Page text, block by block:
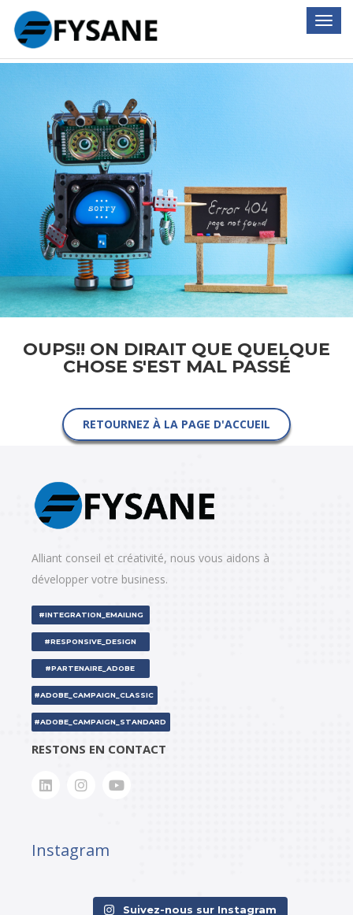
Erreur 404
OUPS!! ON DIRAIT QUE QUELQUE
CHOSE S'EST MAL PASSÉ
RETOURNEZ À LA PAGE D'ACCUEIL
Alliant conseil et créativité, nous vous aidons à
développer votre business.
#INTEGRATION_EMAILING
#RESPONSIVE_DESIGN
#PARTENAIRE_ADOBE
#ADOBE_CAMPAIGN_CLASSIC
#ADOBE_CAMPAIGN_STANDARD
RESTONS EN CONTACT
Instagram
Suivez-nous sur Instagram